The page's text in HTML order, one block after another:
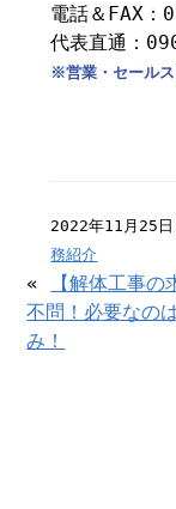
電話＆FAX
代表直通：
※営業・セールス
2022年11月25
務紹介
«
【解体工事の
不問！必要なの
み！